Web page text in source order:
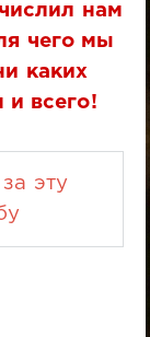
нам
чего мы
каких
и всего!
эту